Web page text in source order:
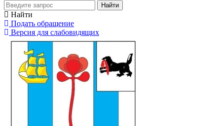
Найти
Найти
Подать обращение
Версия для слабовидящих